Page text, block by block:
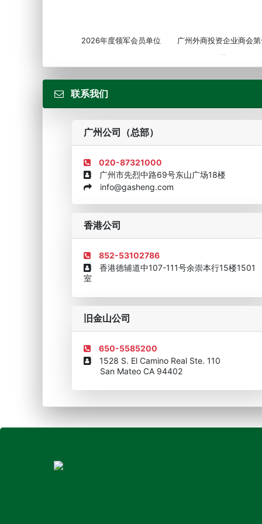
2026年度领军会员单位
广州外商投资企业商会
届...
企业诚信AAAAA奖牌2015 欧美澳最具价值品牌移
联系我们
广州公司（总部）
020-87321000
广州市先烈中路69号东山广场18楼
info@gasheng.com
香港公司
852-53102786
香港德辅道中107-111号余崇本行15楼1501
室
旧金山公司
650-5585200
1528 S. El Camino Real Ste. 110
San Mateo CA 94402